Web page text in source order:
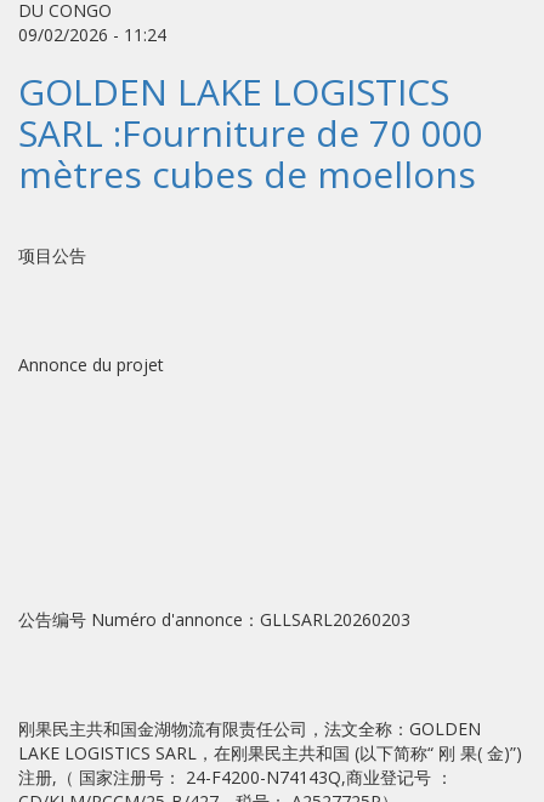
DU CONGO
09/02/2026 - 11:24
GOLDEN LAKE LOGISTICS
SARL :Fourniture de 70 000
mètres cubes de moellons
项目公告
Annonce du projet
公告编号 Numéro d'annonce：GLLSARL20260203
刚果民主共和国金湖物流有限责任公司，法文全称：GOLDEN
LAKE LOGISTICS SARL，在刚果民主共和国 (以下简称“ 刚 果( 金)”)
注册,（ 国家注册号： 24-F4200-N74143Q,商业登记号 ：